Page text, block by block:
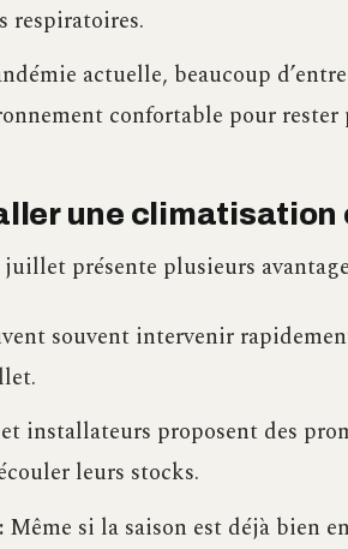
respiratoires.
actuelle, beaucoup
confortable pour
une climatisation
présente plusieurs
souvent intervenir
installateurs proposent des
leurs stocks.
Même si la saison est déjà bien